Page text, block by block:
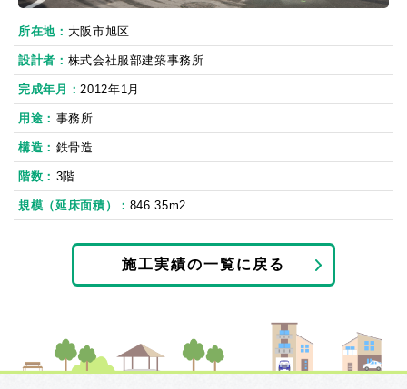
所在地 大阪市旭区
設計者 株式会社服部建築事務所
完成年月 2012年1月
用途 事務所
構造 鉄骨造
階数 3階
規模（延床面積） 846.35m2
施工実績の一覧に戻る